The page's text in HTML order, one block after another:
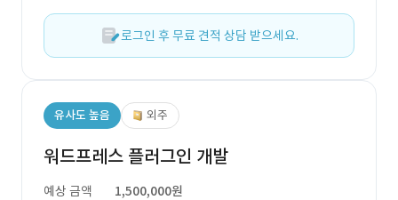
로그인 후 무료 견적 상담 받으세요.
유사도 높음 외주
워드프레스 플러그인 개발
예상 금액
1,500,000원